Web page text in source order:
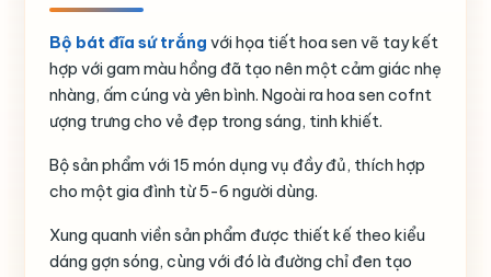
Bộ bát đĩa sứ trắng với họa tiết hoa sen vẽ tay kết
hợp với gam màu hồng đã tạo nên một cảm giác nhẹ
nhàng, ấm cúng và yên bình. Ngoài ra hoa sen cofnt
ượng trưng cho vẻ đẹp trong sáng, tinh khiết.
Bộ sản phẩm với 15 món dụng vụ đầy đủ, thích hợp
cho một gia đình từ 5-6 người dùng.
Xung quanh viền sản phẩm được thiết kế theo kiểu
dáng gợn sóng, cùng với đó là đường chỉ đen tạo